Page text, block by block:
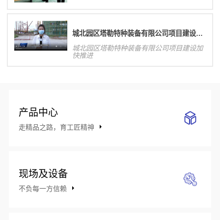
城北园区塔勒特种装备有限公司项目建设加快推进
城北园区塔勒特种装备有限公司项目建设加
快推进
产品中心
走精品之路，育工匠精神
现场及设备
不负每一方信赖